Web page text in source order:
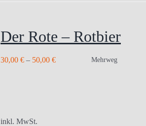
Der Rote – Rotbier
30,00 € – 50,00 € Mehrweg
inkl. MwSt.